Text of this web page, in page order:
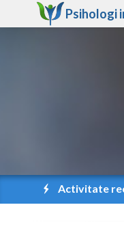
Psihologi
Activitate